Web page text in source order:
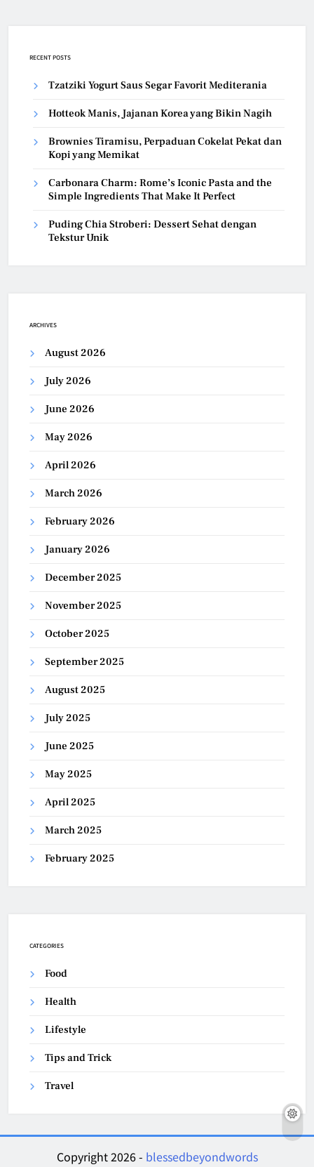
RECENT POSTS
Tzatziki Yogurt Saus Segar Favorit Mediterania
Hotteok Manis, Jajanan Korea yang Bikin Nagih
Brownies Tiramisu, Perpaduan Cokelat Pekat dan
Kopi yang Memikat
Carbonara Charm: Rome’s Iconic Pasta and the
Simple Ingredients That Make It Perfect
Puding Chia Stroberi: Dessert Sehat dengan
Tekstur Unik
ARCHIVES
August 2026
July 2026
June 2026
May 2026
April 2026
March 2026
February 2026
January 2026
December 2025
November 2025
October 2025
September 2025
August 2025
July 2025
June 2025
May 2025
April 2025
March 2025
February 2025
CATEGORIES
Food
Health
Lifestyle
Tips and Trick
Travel
Copyright 2026 - blessedbeyondwords